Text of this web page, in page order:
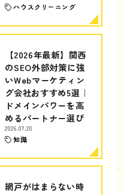
ハウスクリーニング
【2026年最新】関西
のSEO外部対策に強
いWebマーケティン
グ会社おすすめ5選｜
ドメインパワーを高
めるパートナー選び
2026.07.20
知識
網戸がはまらない時